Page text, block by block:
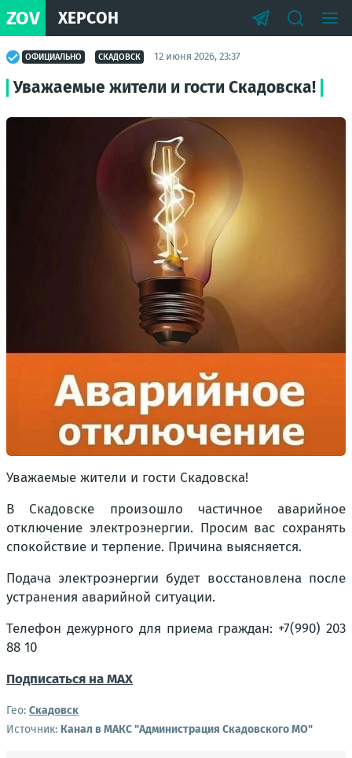
ZOV ХЕРСОН
ОФИЦИАЛЬНО СКАДОВСК 12 июня 2026, 23:37
Уважаемые жители и гости Скадовска!
Уважаемые жители и гости Скадовска!
В Скадовске произошло частичное аварийное
отключение электроэнергии. Просим вас сохранять
спокойствие и терпение. Причина выясняется.
Подача электроэнергии будет восстановлена после
устранения аварийной ситуации.
Телефон дежурного для приема граждан: +7(990) 203
88 10
Подписаться на MAX
Гео: Скадовск
Источник: Канал в МАКС "Администрация Скадовского МО"